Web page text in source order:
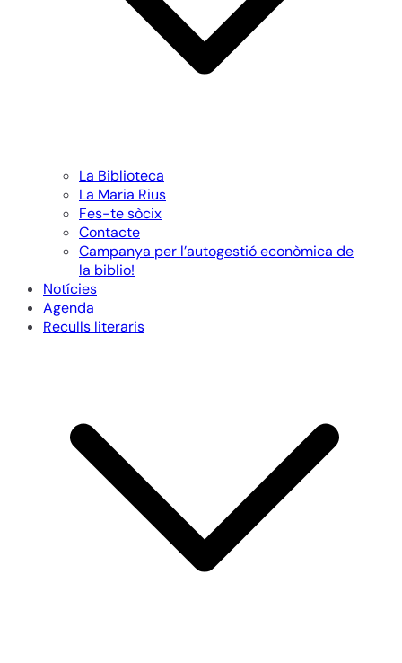
La Biblioteca
La Maria Rius
Fes-te sòcix
Contacte
Campanya per l’autogestió econòmica de
la biblio!
Notícies
Agenda
Reculls literaris